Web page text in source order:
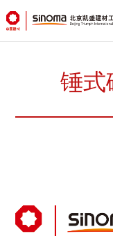
锤式